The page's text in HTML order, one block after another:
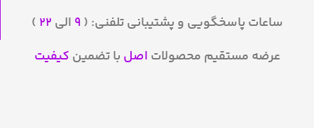
ساعات پاسخگویی و پشتیبانی تلفنی: ( ۹ الی ۲۲ )
عرضه مستقیم محصولات اصل با تضمین کیفیت